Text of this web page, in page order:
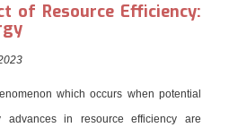
of Resource Efficiency:
023
which occurs when potential
advances in resource efficiency are